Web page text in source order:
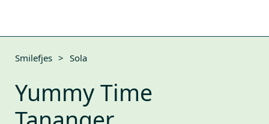
Smilefjes > Sola
Yummy Time